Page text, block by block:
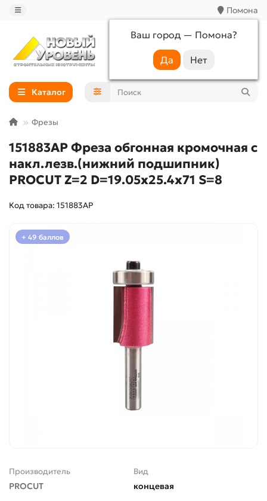
Помона
Ваш город — Помона?
+7 (988) 233-44-52
Каталог
Фрезы
151883AP Фреза обгонная кромочная с
накл.лезв.(нижний подшипник)
PROCUT Z=2 D=19.05x25.4x71 S=8
Код товара: 151883AP
+ 49 баллов
Производитель
PROCUT
Вид
концевая